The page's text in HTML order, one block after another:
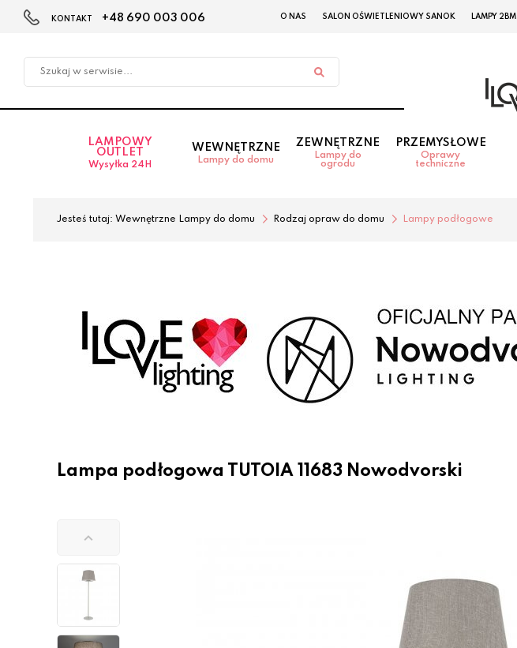
w
KONTAKT +48 690 003 006 O NAS SALON OŚWIETLENIOWY SANOK LAMPY 2BM
LAMPOWY
OUTLET
Wysyłka 24H
WEWNĘTRZNE
Lampy do domu
ZEWNĘTRZNE
Lampy do
ogrodu
PRZEMYSŁOWE
Oprawy
techniczne
Jesteś tutaj: Wewnętrzne Lampy do domu Rodzaj opraw do domu Lampy podłogowe
Lampa podłogowa TUTOIA 11683 Nowodvorski